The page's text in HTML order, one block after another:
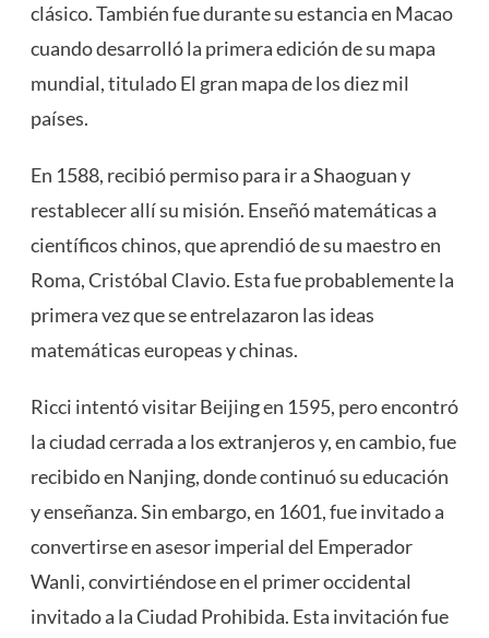
clásico. También fue durante su estancia en Macao
cuando desarrolló la primera edición de su mapa
mundial, titulado El gran mapa de los diez mil
países.
En 1588, recibió permiso para ir a Shaoguan y
restablecer allí su misión. Enseñó matemáticas a
científicos chinos, que aprendió de su maestro en
Roma, Cristóbal Clavio. Esta fue probablemente la
primera vez que se entrelazaron las ideas
matemáticas europeas y chinas.
Ricci intentó visitar Beijing en 1595, pero encontró
la ciudad cerrada a los extranjeros y, en cambio, fue
recibido en Nanjing, donde continuó su educación
y enseñanza. Sin embargo, en 1601, fue invitado a
convertirse en asesor imperial del Emperador
Wanli, convirtiéndose en el primer occidental
invitado a la Ciudad Prohibida. Esta invitación fue